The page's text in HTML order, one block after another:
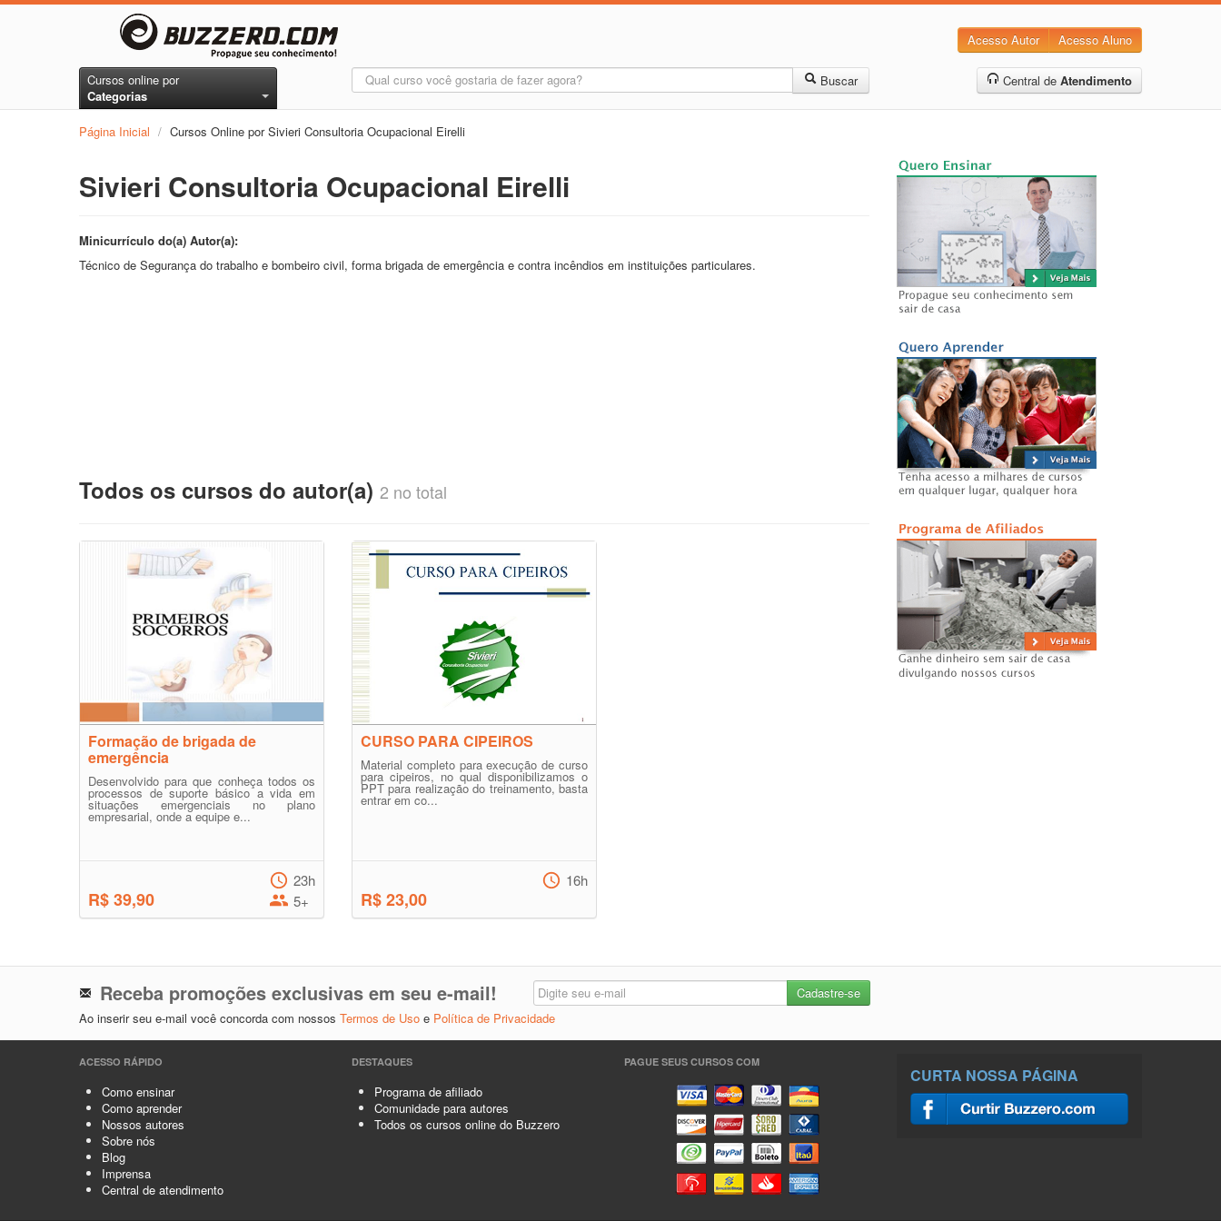
Acesso Autor Acesso Aluno
Cursos online por
Categorias
Buscar Central de Atendimento
Página Inicial / Cursos Online por Sivieri Consultoria Ocupacional Eirelli
Sivieri Consultoria Ocupacional Eirelli
Minicurrículo do(a) Autor(a):
Técnico de Segurança do trabalho e bombeiro civil, forma brigada de emergência e contra incêndios em instituições particulares.
Todos os cursos do autor(a) 2 no total
Formação de brigada de
emergência
Desenvolvido para que conheça todos os
processos de suporte básico a vida em
situações emergenciais no plano
empresarial, onde a equipe e...
R$ 39,90
23h
5+
CURSO PARA CIPEIROS
Material completo para execução de curso
para cipeiros, no qual disponibilizamos o
PPT para realização do treinamento, basta
entrar em co...
R$ 23,00
16h
Receba promoções exclusivas em seu e-mail!
Ao inserir seu e-mail você concorda com nossos Termos de Uso e Política de Privacidade
ACESSO RÁPIDO
Como ensinar
Como aprender
Nossos autores
Sobre nós
Blog
Imprensa
Central de atendimento
DESTAQUES
Programa de afiliado
Comunidade para autores
Todos os cursos online do Buzzero
PAGUE SEUS CURSOS COM
CURTA NOSSA PÁGINA